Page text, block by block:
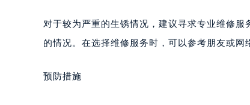
对于较为严重的生锈情况，建议寻求专业维修
的情况。在选择维修服务时，可以参考朋友或网
预防措施